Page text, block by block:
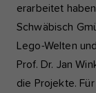
erarbeitet
Schwäbisch
Lego-Welten
Prof. Dr. Jan
die Projekte.